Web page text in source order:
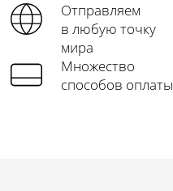
Отправляем
в любую точку
мира
Множество
способов оплаты